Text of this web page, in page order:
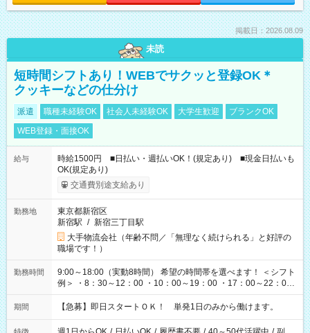
掲載日：2026.08.09
未読
短時間シフトあり！WEBでサクッと登録OK＊
クッキーなどの仕分け
派遣 職種未経験OK 社会人未経験OK 大学生歓迎
ブランクOK
WEB登録・面接OK
給与
時給1500円 ■日払い・週払いOK！(規定あり) ■現金日払いも
OK(規定あり)
交通費別途支給あり
勤務地
東京都新宿区
新宿駅 / 新宿三丁目駅
大手物流会社（年齢不問／「無理なく続けられる」と好評の
職場です！）
勤務時間
9:00～18:00（実動8時間） 希望の時間帯を選べます！ ＜シフト
例＞ ・8：30～12：00 ・10：00～19：00 ・17：00～22：00
・13：00～22：00 ・22：00～翌6：00 など
期間 【急募】即日スタートＯＫ！ 単発1日のみから働けます。